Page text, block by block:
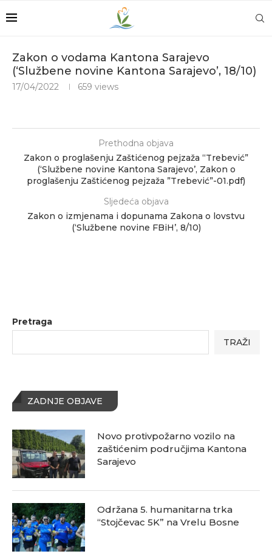
Zakon o vodama Kantona Sarajevo
(‘Službene novine Kantona Sarajevo’, 18/10)
17/04/2022 659 views
Prethodna objava
Zakon o proglašenju Zaštićenog pejzaža “Trebević”
(‘Službene novine Kantona Sarajevo’, Zakon o
proglašenju Zaštićenog pejzaža ”Trebević”-01.pdf)
Sljedeća objava
Zakon o izmjenama i dopunama Zakona o lovstvu
(‘Službene novine FBiH’, 8/10)
Pretraga
TRAŽI
ZADNJE OBJAVE
Novo protivpožarno vozilo na
zaštićenim područjima Kantona
Sarajevo
Održana 5. humanitarna trka
“Stojčevac 5K” na Vrelu Bosne